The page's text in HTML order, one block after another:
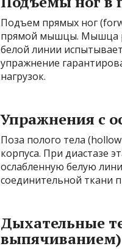
Подъем прямых ног
прямой мышцы. Мышца
белой линии
упражнение
нагрузок.
Упражнения с
Поза полого тела
корпуса. При диастазе
ослабленную белую
соединительной ткани
Дыхательные
выпячиванием)